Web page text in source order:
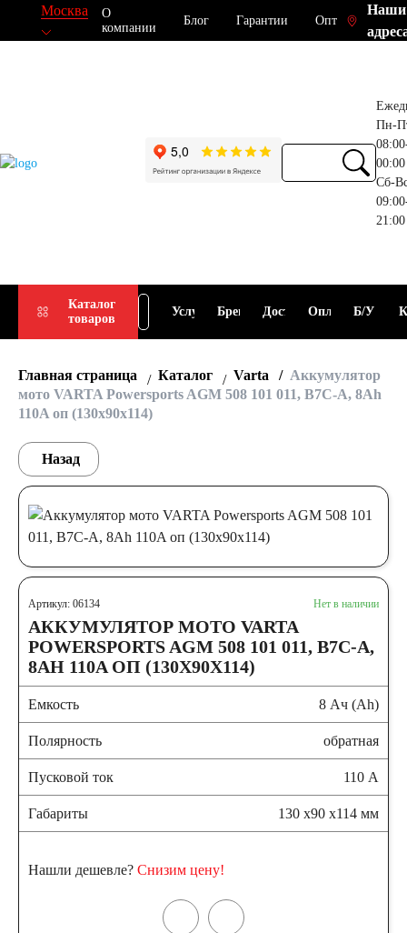
Москва
О
компании
Блог Гарантии Опт
Наши
Пн-
00:00
Сб-
21:00
Каталог
товаров
Подбор
АКБ
Услуги Бренды ДоставкаОплата Б/У
Главная страница Каталог Varta
Аккумулятор
мото VARTA Powersports AGM 508 101 011, B7C-A, 8Ah
110A оп (130x90x114)
Назад
Артикул: 06134 Нет в наличии
АККУМУЛЯТОР МОТО VARTA
POWERSPORTS AGM 508 101 011, B7C-A,
8AH 110A ОП (130X90X114)
Емкость 8 Ач (Ah)
Полярность обратная
Пусковой ток 110 А
Габариты 130 x90 x114 мм
Нашли дешевле? Снизим цену!